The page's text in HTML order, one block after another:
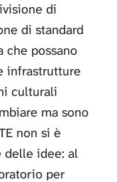
di
di standard
possano
infrastrutture
culturali
ma sono
non si è
delle idee: al
per